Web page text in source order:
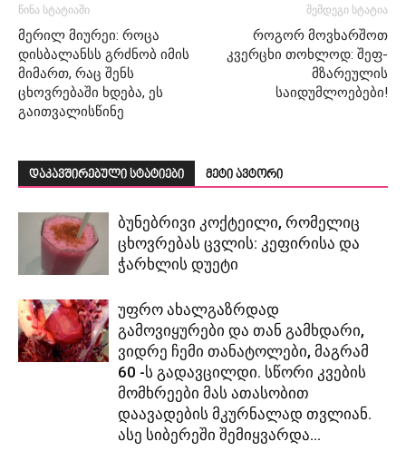
წინა სტატიაში
მერილ მიურეი: როცა
დისბალანსს გრძნობ იმის
მიმართ, რაც შენს
ცხოვრებაში ხდება, ეს
გაითვალისწინე
შემდეგი სტატია
როგორ მოვხარშოთ
კვერცხი თოხლოდ: შეფ-
მზარეულის
საიდუმლოებები!
დაკავშირებული სტატიები მეტი ავტორი
ბუნებრივი კოქტეილი, რომელიც
ცხოვრებას ცვლის: კეფირისა და
ჭარხლის დუეტი
უფრო ახალგაზრდად
გამოვიყურები და თან გამხდარი,
ვიდრე ჩემი თანატოლები, მაგრამ
60 -ს გადავცილდი. სწორი კვების
მომხრეები მას ათასობით
დაავადების მკურნალად თვლიან.
ასე სიბერეში შემიყვარდა...